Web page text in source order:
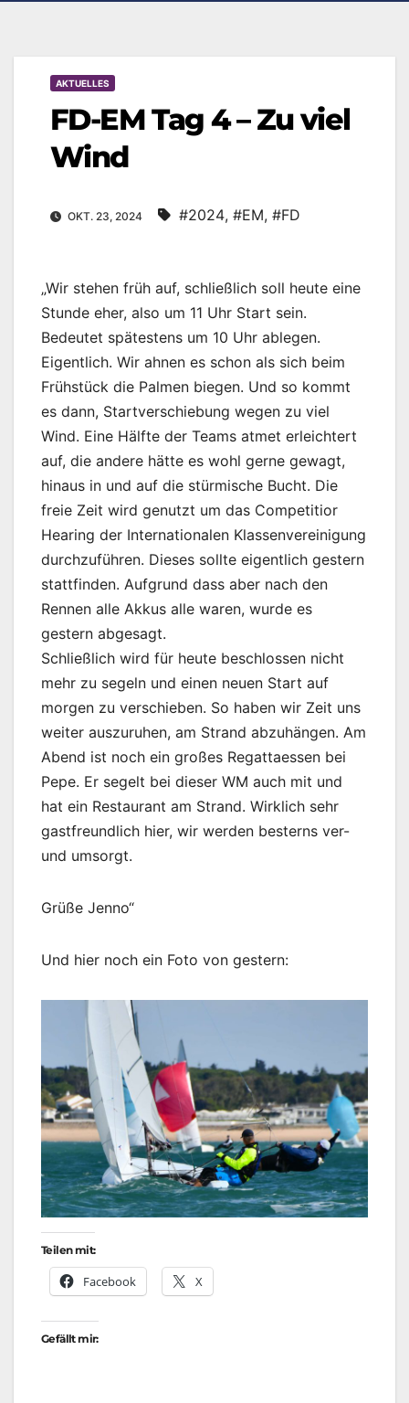
AKTUELLES
FD-EM Tag 4 – Zu viel
Wind
OKT. 23, 2024 #2024, #EM, #FD
„Wir stehen früh auf, schließlich soll heute eine
Stunde eher, also um 11 Uhr Start sein.
Bedeutet spätestens um 10 Uhr ablegen.
Eigentlich. Wir ahnen es schon als sich beim
Frühstück die Palmen biegen. Und so kommt
es dann, Startverschiebung wegen zu viel
Wind. Eine Hälfte der Teams atmet erleichtert
auf, die andere hätte es wohl gerne gewagt,
hinaus in und auf die stürmische Bucht. Die
freie Zeit wird genutzt um das Competitior
Hearing der Internationalen Klassenvereinigung
durchzuführen. Dieses sollte eigentlich gestern
stattfinden. Aufgrund dass aber nach den
Rennen alle Akkus alle waren, wurde es
gestern abgesagt.
Schließlich wird für heute beschlossen nicht
mehr zu segeln und einen neuen Start auf
morgen zu verschieben. So haben wir Zeit uns
weiter auszuruhen, am Strand abzuhängen. Am
Abend ist noch ein großes Regattaessen bei
Pepe. Er segelt bei dieser WM auch mit und
hat ein Restaurant am Strand. Wirklich sehr
gastfreundlich hier, wir werden besterns ver-
und umsorgt.
Grüße Jenno“
Und hier noch ein Foto von gestern:
Teilen mit:
Facebook X
Gefällt mir: